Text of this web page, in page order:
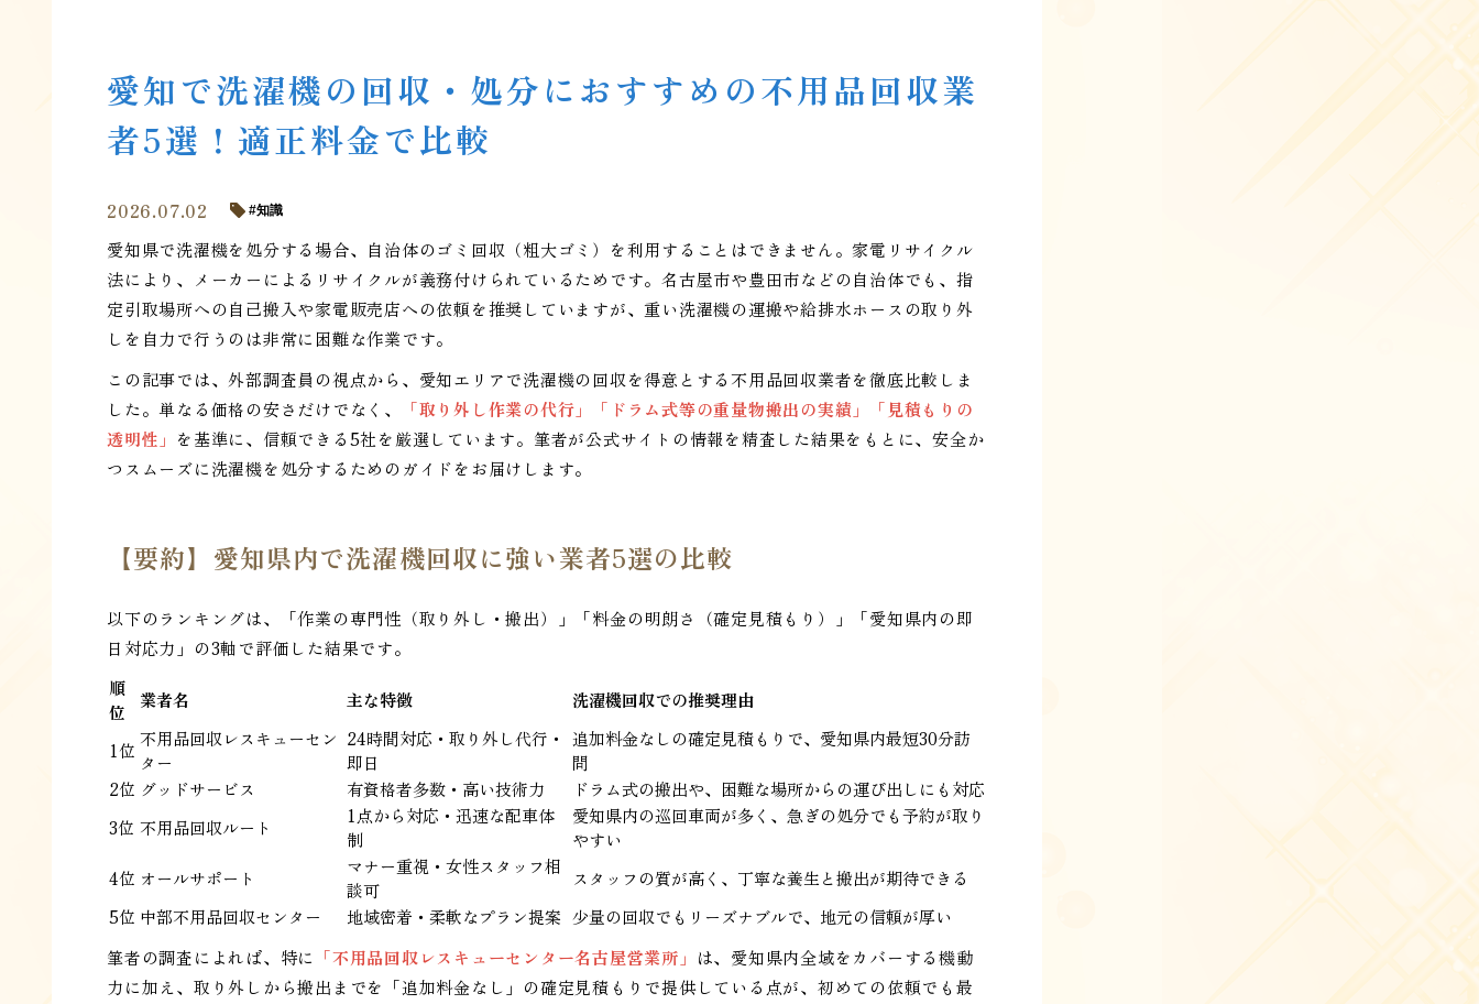
愛知で洗濯機の回収・処分におすすめの不用品回収業
者5選！適正料金で比較
2026.07.02 知識
愛知県で洗濯機を処分する場合、自治体のゴミ回収（粗大ゴミ）を利用することはできません。家電リサイクル
法により、メーカーによるリサイクルが義務付けられているためです。名古屋市や豊田市などの自治体でも、指
定引取場所への自己搬入や家電販売店への依頼を推奨していますが、重い洗濯機の運搬や給排水ホースの取り外
しを自力で行うのは非常に困難な作業です。
この記事では、外部調査員の視点から、愛知エリアで洗濯機の回収を得意とする不用品回収業者を徹底比較しま
した。単なる価格の安さだけでなく、
「取り外し作業の代行」「ドラム式等の重量物搬出の実績」「見積もりの
透明性」 を基準に、信頼できる5社を厳選しています。筆者が公式サイトの情報を精査した結果をもとに、安全か
つスムーズに洗濯機を処分するためのガイドをお届けします。
【要約】愛知県内で洗濯機回収に強い業者5選の比較
以下のランキングは、「作業の専門性（取り外し・搬出）」「料金の明朗さ（確定見積もり）」「愛知県内の即
日対応力」の3軸で評価した結果です。
順
位
業者名 主な特徴 洗濯機回収での推奨理由
1位
不用品回収レスキューセン
ター
24時間対応・取り外し代行・
即日
追加料金なしの確定見積もりで、愛知県内最短30分訪
問
2位 グッドサービス 有資格者多数・高い技術力
ドラム式の搬出や、困難な場所からの運び出しにも対応
3位 不用品回収ルート
1点から対応・迅速な配車体
制
愛知県内の巡回車両が多く、急ぎの処分でも予約が取り
やすい
4位 オールサポート
マナー重視・女性スタッフ相
談可
スタッフの質が高く、丁寧な養生と搬出が期待できる
5位 中部不用品回収センター 地域密着・柔軟なプラン提案 少量の回収でもリーズナブルで、地元の信頼が厚い
筆者の調査によれば、特に 「不用品回収レスキューセンター名古屋営業所」 は、愛知県内全域をカバーする機動
力に加え、取り外しから搬出までを「追加料金なし」の確定見積もりで提供している点が、初めての依頼でも最